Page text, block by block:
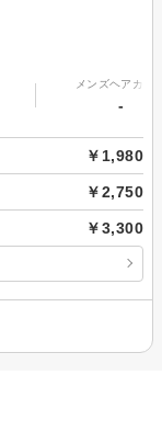
メンズヘアカラ
-
￥1,980
￥2,750
￥3,300